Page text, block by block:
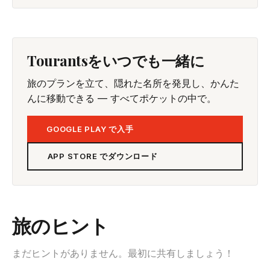
Tourantsをいつでも一緒に
旅のプランを立て、隠れた名所を発見し、かんた
んに移動できる — すべてポケットの中で。
GOOGLE PLAY で入手
APP STORE でダウンロード
旅のヒント
まだヒントがありません。最初に共有しましょう！